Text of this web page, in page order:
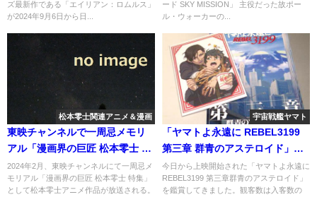
ズ最新作である「エイリアン：ロムルス」
が2024年9月6日から日...
ード SKY MISSION」 主役だった故ポー
ル・ウォーカーの...
松本零士関連アニメ＆漫画
東映チャンネルで一周忌メモリ
アル「漫画界の巨匠 松本零士 特
集」、キャプテンハーロックな
どを放送
2024年2月、東映チャンネルにて一周忌メ
モリアル「漫画界の巨匠 松本零士 特集」
として松本零士アニメ作品が放送される。
宇宙戦艦ヤマト
「ヤマトよ永遠に REBEL3199
第三章 群青のアステロイド」を
鑑賞
今日から上映開始された「ヤマトよ永遠に
REBEL3199 第三章群青のアステロイド」
を鑑賞してきました。観客数は入客数の